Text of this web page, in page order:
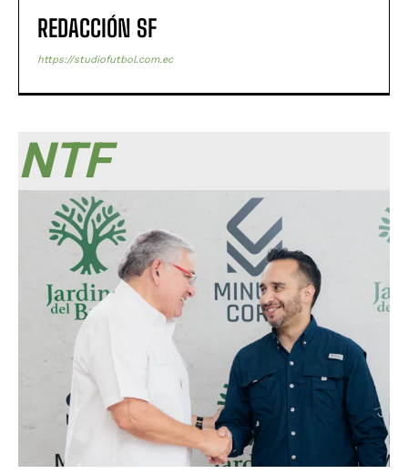
REDACCIÓN SF
https://studiofutbol.com.ec
NTF